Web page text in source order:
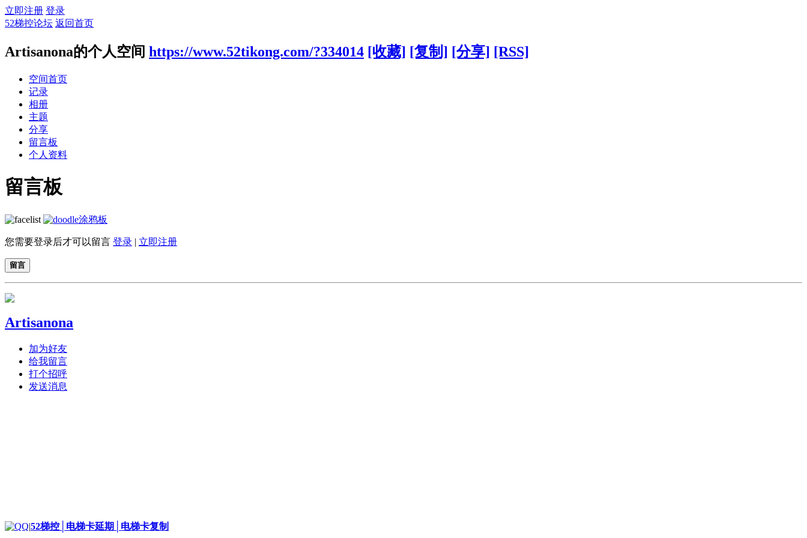
立即注册 登录
52梯控论坛 返回首页
Artisanona的个人空间 https://www.52tikong.com/?334014 [收藏] [复制] [分享] [RSS]
空间首页
记录
相册
主题
分享
留言板
个人资料
留言板
涂鸦板
您需要登录后才可以留言 登录 | 立即注册
留言
Artisanona
加为好友
给我留言
打个招呼
发送消息
|52梯控│电梯卡延期│电梯卡复制